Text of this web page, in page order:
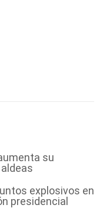
su
explosivos en
presidencial